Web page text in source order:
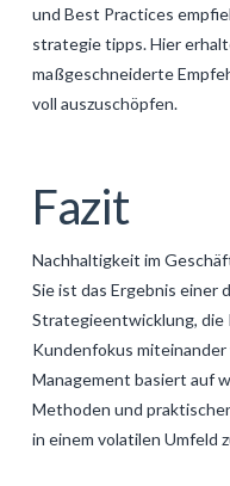
und Best Practices
strategie tipps. Hier
maßgeschneiderte
voll auszuschöpfen.
Fazit
Nachhaltigkeit im
Sie ist das Ergebnis einer
Strategieentwicklung, die
Kundenfokus
Management basiert auf
Methoden und
in einem volatilen Umfeld